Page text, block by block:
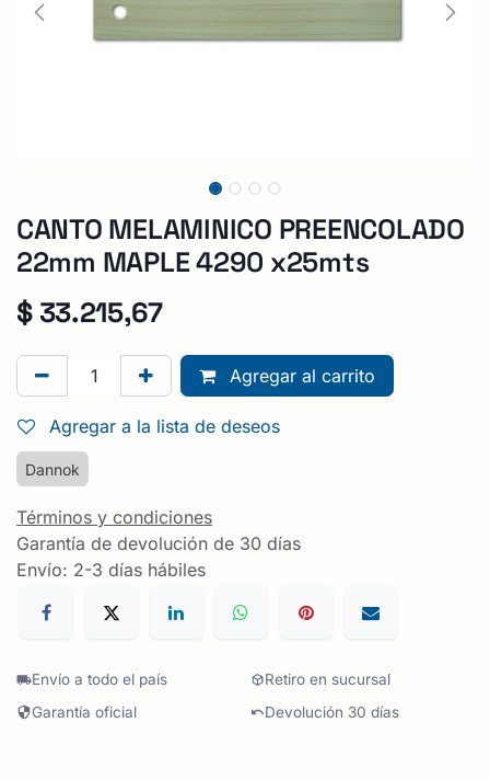
CANTO MELAMINICO PREENCOLADO
22mm MAPLE 4290 x25mts
$33.215,67
Agregar al carrito
Agregar a la lista de deseos
Dannok
Términos y condiciones
Garantía de devolución de 30 días
Envío: 2-3 días hábiles
Envío a todo el país
Retiro en sucursal
Garantía oficial
Devolución 30 días